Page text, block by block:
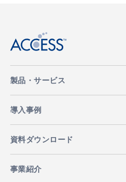
製品・サービス
導入事例
資料ダウンロード
事業紹介